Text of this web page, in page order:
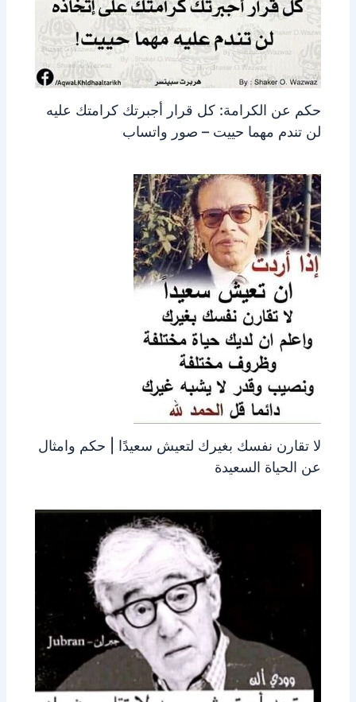
حكم عن الكرامة: كل قرار أجبرتك كرامتك عليه
لن تندم مهما حييت – صور واتساب
لا تقارن نفسك بغيرك لتعيش سعيدًا | حكم وامثال
عن الحياة السعيدة